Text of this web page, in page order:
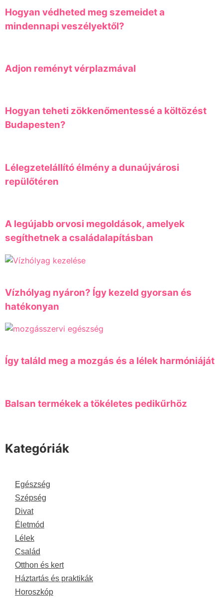
Hogyan védheted meg szemeidet a
mindennapi veszélyektől?
Adjon reményt vérplazmával
Hogyan teheti zökkenőmentessé a költözést
Budapesten?
Lélegzetelállító élmény a dunaújvárosi
repülőtéren
A legújabb orvosi megoldások, amelyek
segíthetnek a családalapításban
Vízhólyag nyáron? Így kezeld gyorsan és
hatékonyan
Így találd meg a mozgás és a lélek harmóniáját
Balsan termékek a tökéletes pedikűrhöz
Kategóriák
Egészség
Szépség
Divat
Életmód
Lélek
Család
Otthon és kert
Háztartás és praktikák
Horoszkóp